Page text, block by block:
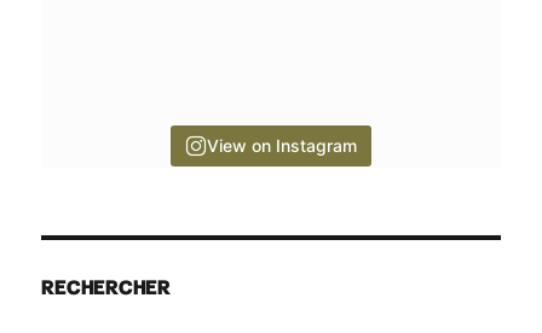
View on Instagram
RECHERCHER